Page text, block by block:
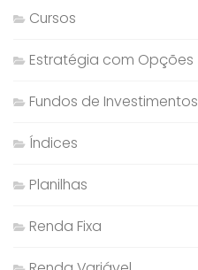
Cursos
Estratégia com Opções
Fundos de Investimentos
Índices
Planilhas
Renda Fixa